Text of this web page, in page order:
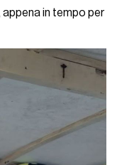
in tempo per